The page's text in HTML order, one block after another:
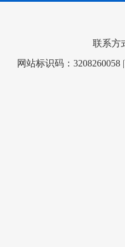
联系方式
网站标识码：3208260058